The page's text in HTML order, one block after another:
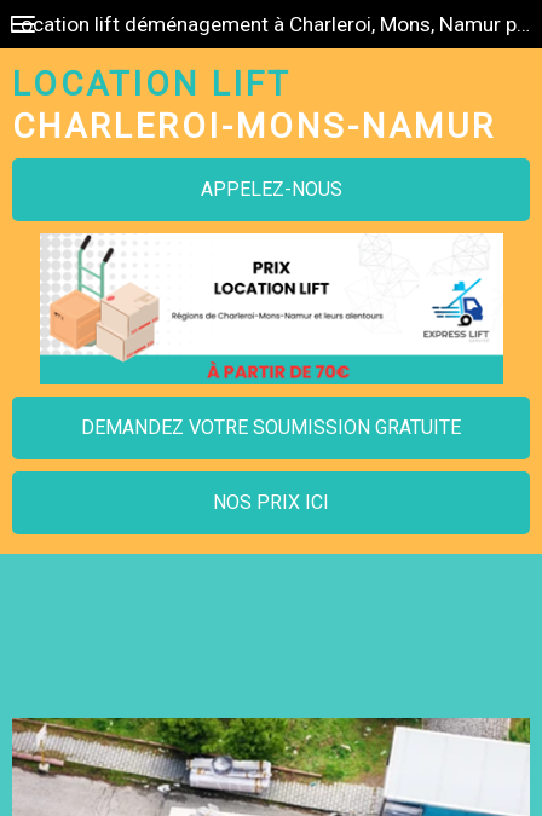
Location lift déménagement à Charleroi, Mons, Namur pas cher
LOCATION LIFT
CHARLEROI-MONS-NAMUR
APPELEZ-NOUS
DEMANDEZ VOTRE SOUMISSION GRATUITE
NOS PRIX ICI